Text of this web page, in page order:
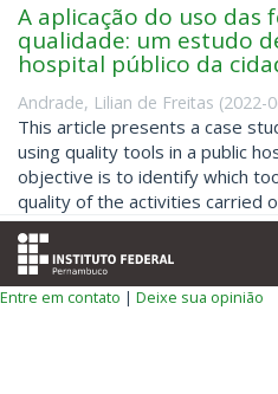
A aplicação do uso das
qualidade: um estudo
hospital público da
Andrade, Lilian de Freitas (2022-
This article presents a case
using quality tools in a public
objective is to identify which
quality of the activities carried
Entre em contato | Deixe sua opinião